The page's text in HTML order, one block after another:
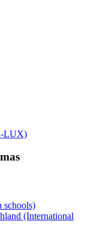
LUX)
schools)
(International